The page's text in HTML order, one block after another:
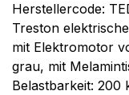
Herstellercode:
Treston
mit Elektromotor
grau, mit
Belastbarkeit: